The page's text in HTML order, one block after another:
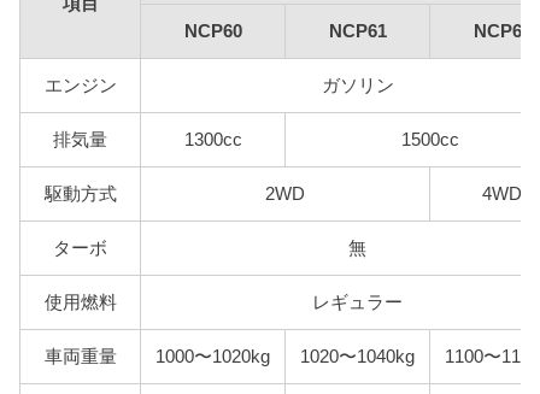
NCP60 NCP61 NCP65
エンジン ガソリン
排気量 1300cc 1500cc
駆動方式 2WD 4WD
ターボ 無
使用燃料 レギュラー
車両重量 1000〜1020kg 1020〜1040kg 1100〜